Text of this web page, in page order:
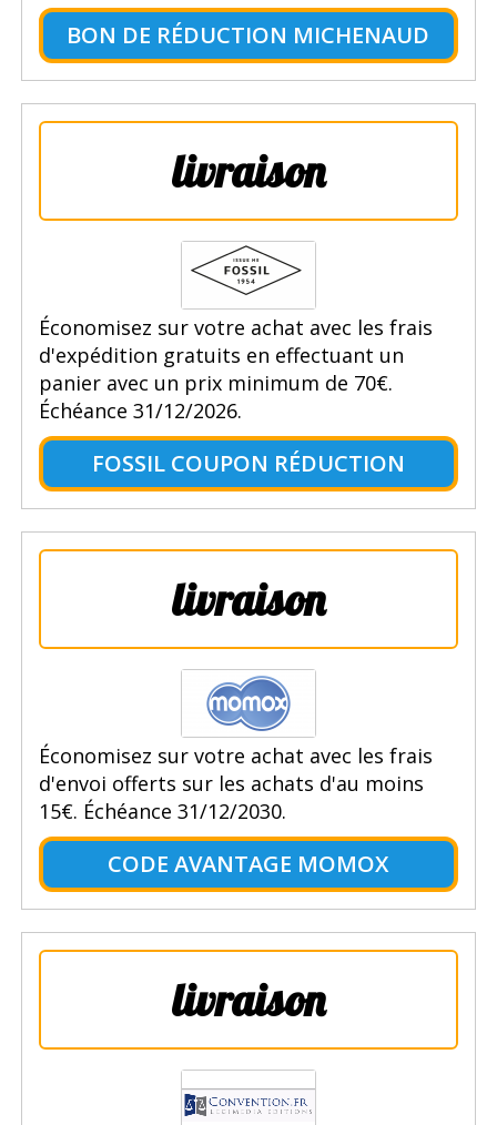
BON DE RÉDUCTION MICHENAUD
livraison
Économisez sur votre achat avec les frais
d'expédition gratuits en effectuant un
panier avec un prix minimum de 70€.
Échéance 31/12/2026.
FOSSIL COUPON RÉDUCTION
livraison
Économisez sur votre achat avec les frais
d'envoi offerts sur les achats d'au moins
15€. Échéance 31/12/2030.
CODE AVANTAGE MOMOX
livraison